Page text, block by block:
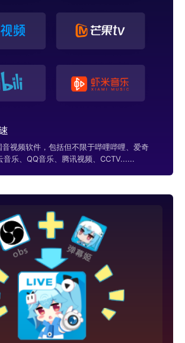
视频软件，包括但不限于哔哩哔哩、爱奇
音乐、QQ音乐、腾讯视频、CCTV......